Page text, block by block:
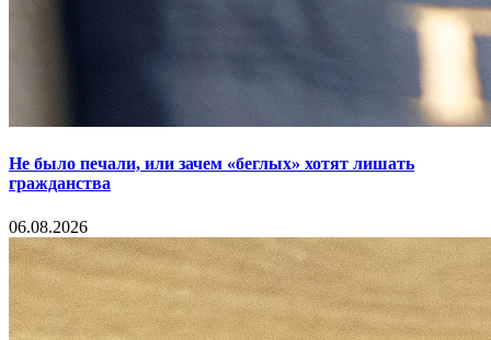
Не было печали, или зачем «беглых» хотят лишать
гражданства
06.08.2026